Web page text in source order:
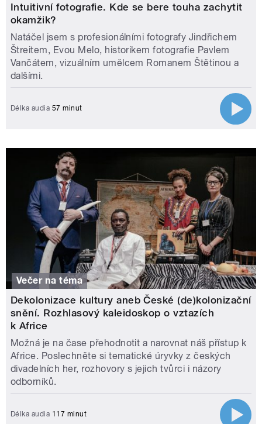
Intuitivní fotografie. Kde se bere touha zachytit
okamžik?
Natáčel jsem s profesionálními fotografy Jindřichem
Štreitem, Evou Melo, historikem fotografie Pavlem
Vančátem, vizuálním umělcem Romanem Štětinou a
dalšími.
Délka audia 57 minut
Večer na téma
Dekolonizace kultury aneb České (de)kolonizační
snění. Rozhlasový kaleidoskop o vztazích
k Africe
Možná je na čase přehodnotit a narovnat náš přístup k
Africe. Poslechněte si tematické úryvky z českých
divadelních her, rozhovory s jejich tvůrci i názory
odborníků.
Délka audia 117 minut